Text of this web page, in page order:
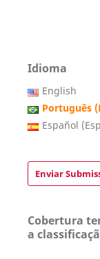
Idioma
English
Português
Español
Enviar
Cobertura
a